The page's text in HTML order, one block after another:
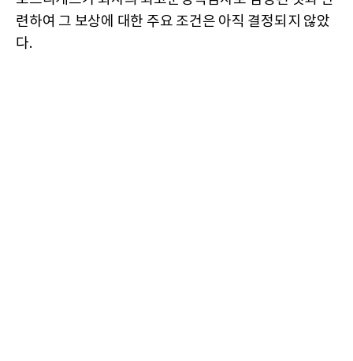
련하여 그 보상에 대한 주요 조건은 아직 결정되지 않았
다.